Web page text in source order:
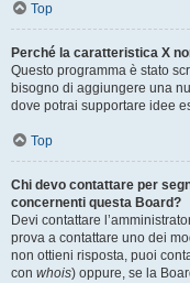
Top
Perché la caratteristica X
Questo programma è stato
bisogno di aggiungere una
dove potrai supportare idee
Top
Chi devo contattare per
concernenti questa Board?
Devi contattare
prova a contattare uno dei
non ottieni risposta, puoi
con whois) oppure, se la